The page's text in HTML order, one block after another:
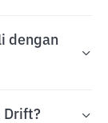
dengan
Drift?